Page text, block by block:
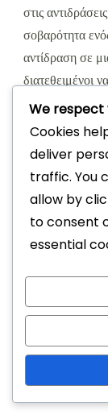
στις
σοβαρότητα
αντίδραση σε
διατεθειμένοι
περιστατικό
ασυνέπειες
Post
Παιχνίδι 21
Διαφωνίες
Βίντεο
We respect
Cookies
deliver
traffic. You
allow by
to consent
essential